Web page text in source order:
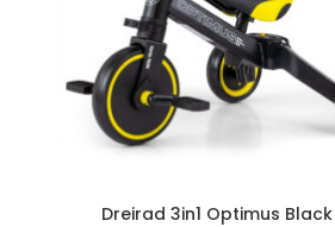
Dreirad 3in1 Optimus Black